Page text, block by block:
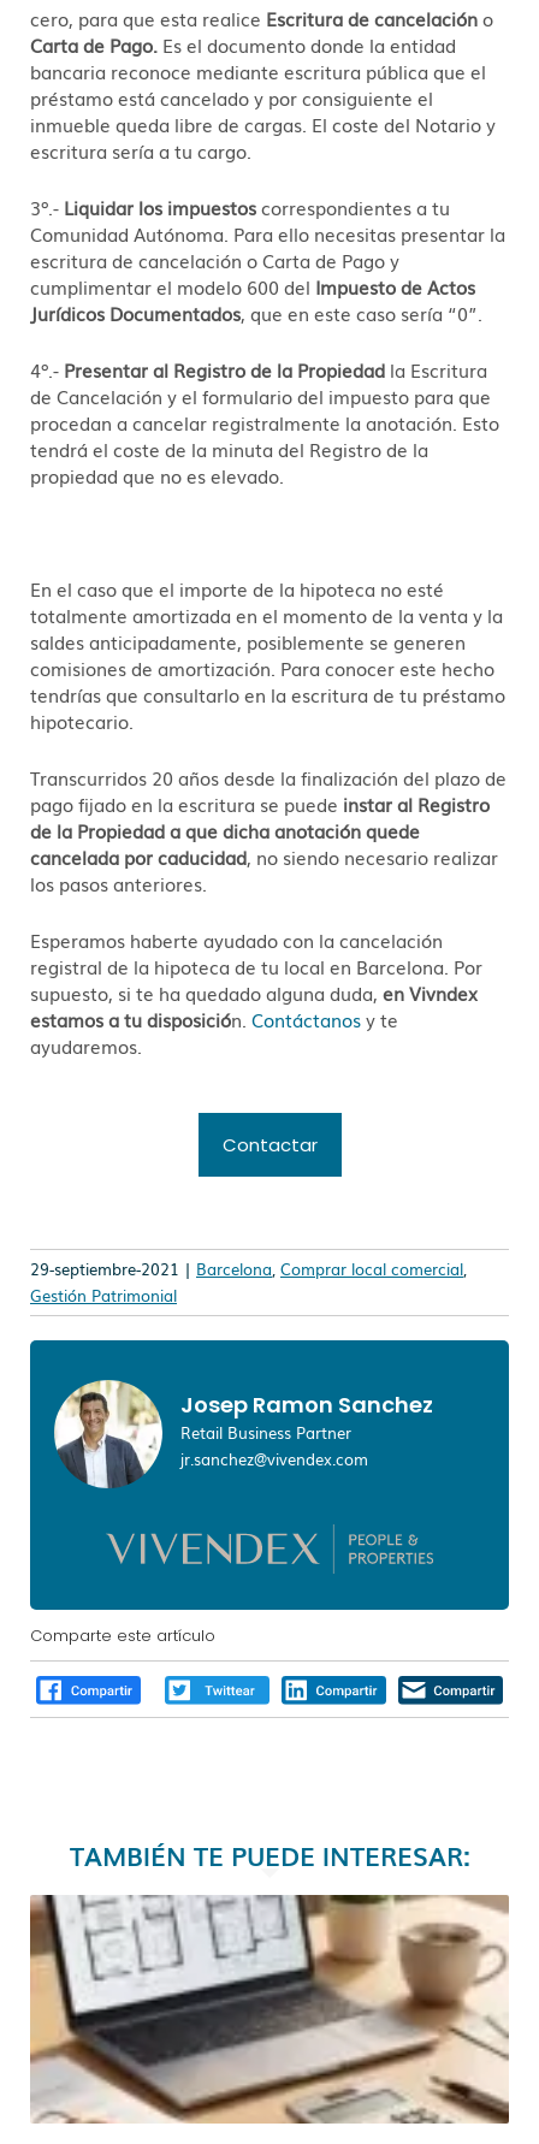
cero, para que esta realice Escritura de cancelacióno
Carta de Pago. Es el documento donde la entidad
bancaria reconoce mediante escritura pública que el
préstamo está cancelado y por consiguiente el
inmueble queda libre de cargas. El coste del Notario y
escritura sería a tu cargo.
3º.- Liquidar los impuestoscorrespondientes a tu
Comunidad Autónoma. Para ello necesitas presentar la
escritura de cancelación o Carta de Pago y
cumplimentar el modelo 600 del Impuesto de Actos
Jurídicos Documentados, que en este caso sería “0”.
4º.- Presentar al Registro de la Propiedad la Escritura
de Cancelación y el formulario del impuesto para que
procedan a cancelar registralmente la anotación. Esto
tendrá el coste de la minuta del Registro de la
propiedad que no es elevado.
En el caso que el importe de la hipoteca no esté
totalmente amortizada en el momento de la venta y la
saldes anticipadamente, posiblemente se generen
comisiones de amortización. Para conocer este hecho
tendrías que consultarlo en la escritura de tu préstamo
hipotecario.
Transcurridos 20 años desde la finalización del plazo de
pago fijado en la escritura se puede instar al Registro
de la Propiedad a que dicha anotación quede
cancelada por caducidad, no siendo necesario realizar
los pasos anteriores.
Esperamos haberte ayudado con la cancelación
registral de la hipoteca de tu local en Barcelona. Por
supuesto, si te ha quedado alguna duda, en Vivndex
estamos a tu disposición. Contáctanosy te
ayudaremos.
Contactar
29-septiembre-2021 | Barcelona, Comprar local comercial,
Gestión Patrimonial
Josep Ramon Sanchez
Retail Business Partner
jr.sanchez@vivendex.com
Comparte este artículo
TAMBIÉN TE PUEDE INTERESAR: